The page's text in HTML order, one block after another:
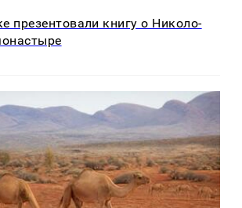
презентовали книгу о Николо-